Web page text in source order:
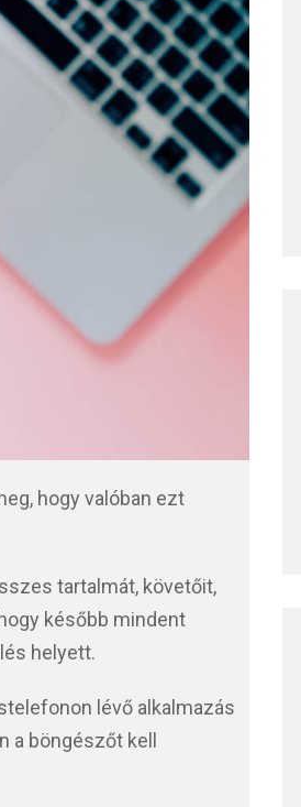
hogy valóban ezt
tartalmát, követőit,
később mindent
helyett.
lévő alkalmazás
a böngészőt kell